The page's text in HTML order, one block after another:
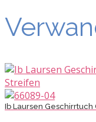
Ib Laursen Geschirrtuch